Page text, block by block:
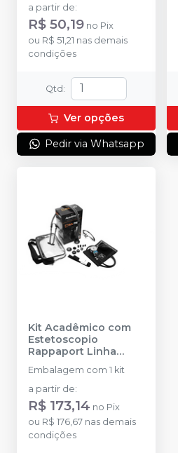
a partir de:
R$ 50,19 no Pix
ou R$ 51,21 nas demais
condições
Qtd :
Ver opções
Pedir via Whatsapp
Kit Acadêmico com
Estetoscopio
Rappaport Linha
Black
Embalagem com 1 kit
a partir de:
R$ 173,14 no Pix
ou R$ 176,67 nas demais
condições